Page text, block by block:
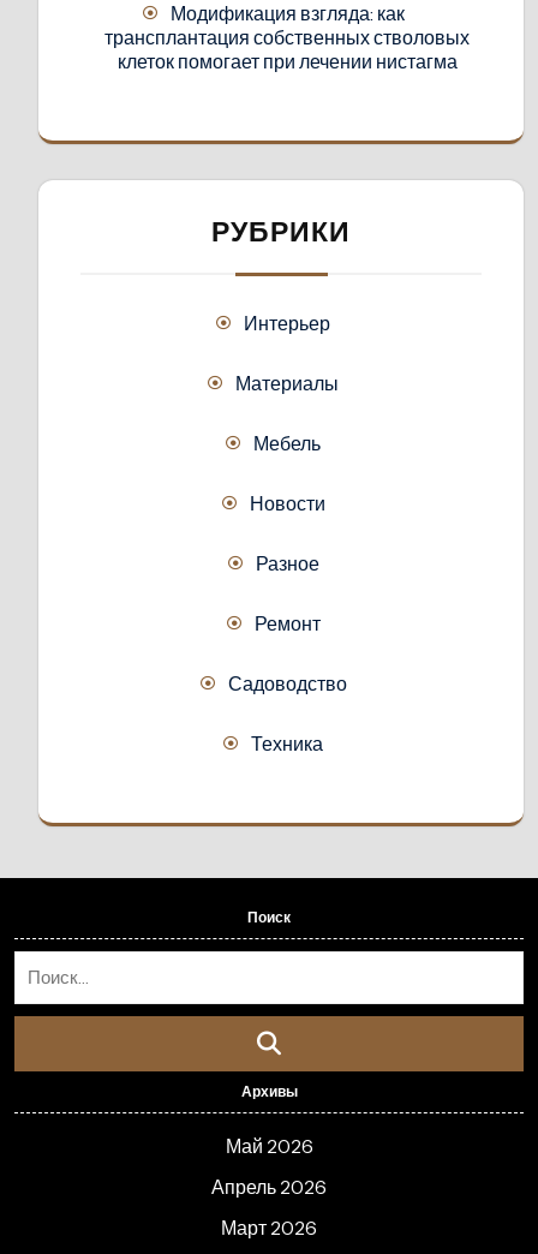
Модификация взгляда: как
трансплантация собственных стволовых
клеток помогает при лечении нистагма
РУБРИКИ
Интерьер
Материалы
Мебель
Новости
Разное
Ремонт
Садоводство
Техника
Поиск
Архивы
Май 2026
Апрель 2026
Март 2026